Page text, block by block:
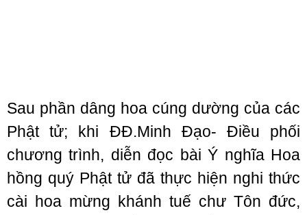
Sau phần dâng hoa cúng dường của các
Phật tử; khi ĐĐ.Minh Đạo- Điều phối
chương trình, diễn đọc bài Ý nghĩa Hoa
hồng quý Phật tử đã thực hiện nghi thức
cài hoa mừng khánh tuế chư Tôn đức,